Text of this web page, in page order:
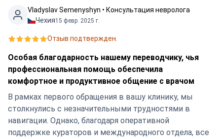
здоровья…. С наилучшими пожеланиями, доктор
Vladyslav Semenyshyn • Консультация невролога
Чехия15 февр. 2025 г.
Отзыв подтвержден.
Особая благодарность нашему переводчику, чья
профессиональная помощь обеспечила
комфортное и продуктивное общение с врачом
В рамках первого обращения в вашу клинику, мы
столкнулись с незначительными трудностями в
навигации. Однако, благодаря оперативной
поддержке кураторов и международного отдела, все